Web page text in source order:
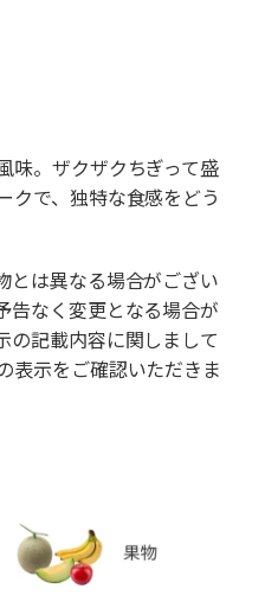
味。ザクザクちぎって盛
クで、独特な食感をどう
とは異なる場合がござい
告なく変更となる場合が
の記載内容に関しまして
表示をご確認いただきま